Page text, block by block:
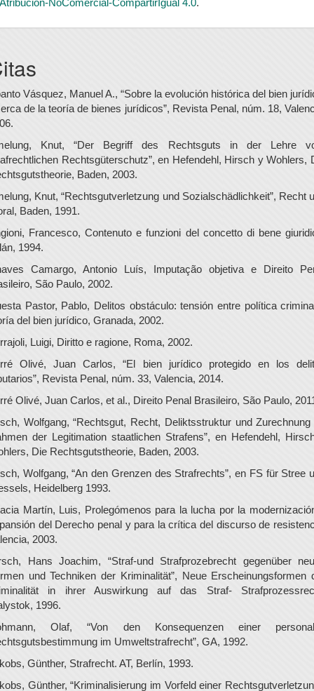
Vásquez, Manuel A., “Sobre la evolución histórica del bien
de la teoría de bienes jurídicos”, Revista Penal, núm. 18,
Knut, “Der Begriff des Rechtsguts in der Lehre
Rechtsgüterschutz”, en Hefendehl, Hirsch y Wohlers,
Baden, 2003.
Knut, “Rechtsgutverletzung und Sozialschädlichkeit”, Recht
Baden, 1991.
Francesco, Contenuto e funzioni del concetto di bene
1994.
Camargo, Antonio Luís, Imputação objetiva e Direito
São Paulo, 2002.
Pastor, Pablo, Delitos obstáculo: tensión entre política
del bien jurídico, Granada, 2002.
Luigi, Diritto e ragione, Roma, 2002.
Olivé, Juan Carlos, “El bien jurídico protegido en los
Revista Penal, núm. 33, Valencia, 2014.
Olivé, Juan Carlos, et al., Direito Penal Brasileiro, São Paulo,
Wolfgang, “Rechtsgut, Recht, Deliktsstruktur und Zurechnung
der Legitimation staatlichen Strafens”, en Hefendehl,
Die Rechtsgutstheorie, Baden, 2003.
Wolfgang, “An den Grenzen des Strafrechts”, en FS für Stree
Heidelberg 1993.
Martín, Luis, Prolegómenos para la lucha por la
del Derecho penal y para la crítica del discurso de
2003.
Hans Joachim, “Straf-und Strafprozebrecht gegenüber
und Techniken der Kriminalität”, Neue Erscheinungsformen
in ihrer Auswirkung auf das Straf-
1996.
Olaf, “Von den Konsequenzen einer
im Umweltstrafrecht”, GA, 1992.
Günther, Strafrecht. AT, Berlín, 1993.
Günther, “Kriminalisierung im Vorfeld einer